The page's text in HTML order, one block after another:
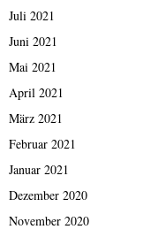
Juli 2021
Juni 2021
Mai 2021
April 2021
März 2021
Februar 2021
Januar 2021
Dezember 2020
November 2020